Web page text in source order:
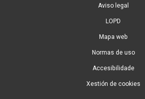
Aviso legal
LOPD
Mapa web
Normas de uso
Accesibilidade
Xestión de cookies